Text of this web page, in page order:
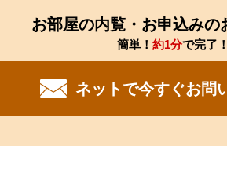
お部屋の内覧・お申込みの
簡単！ 約1分で完了！
ネットで今すぐお問